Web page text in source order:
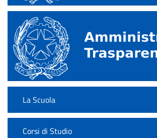
La Scuola
Corsi di Studio